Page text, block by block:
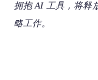
拥抱 AI 工具，将释
略工作。